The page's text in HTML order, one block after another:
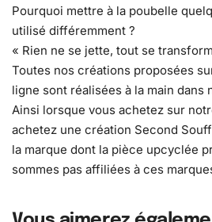
Pourquoi mettre à la poubelle
utilisé différemment ?
« Rien ne se jette, tout se
Toutes nos créations proposées
ligne sont réalisées à la main dans
Ainsi lorsque vous achetez sur
achetez une création Second
la marque dont la pièce upcyclée
sommes pas affiliées à ces